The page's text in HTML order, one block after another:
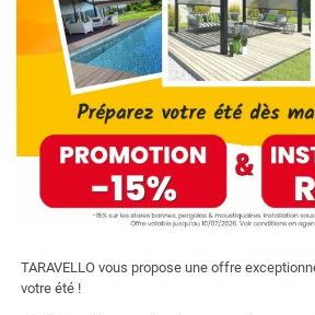
TARAVELLO vous propose une offre
votre été !